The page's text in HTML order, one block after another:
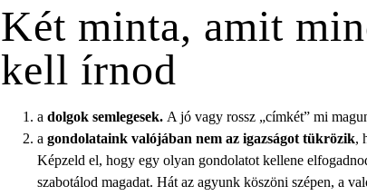
Két minta, amit
kell írnod
a dolgok semlegesek. A jó vagy rossz „címkét” mi
a gondolataink valójában nem az igazságot tükrözik,
Képzeld el, hogy egy olyan gondolatot kellene
szabotálod magadat. Hát az agyunk köszöni szépen, a